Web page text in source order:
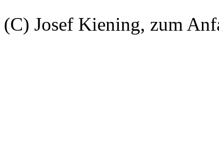
(C) Josef Kiening, zum